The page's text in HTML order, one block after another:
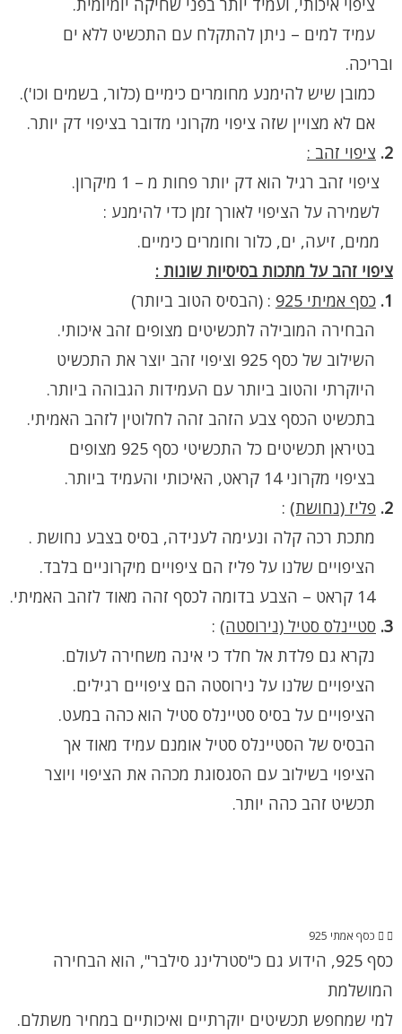
ציפוי איכותי, ועמיד יותר בפני שחיקה יומיומית.
עמיד למים – ניתן להתקלח עם התכשיט ללא ים
ובריכה.
כמובן שיש להימנע מחומרים כימיים (כלור, בשמים וכו').
אם לא מצויין שזה ציפוי מקרוני מדובר בציפוי דק יותר.
2. ציפוי זהב :
ציפוי זהב רגיל הוא דק יותר פחות מ – 1 מיקרון.
לשמירה על הציפוי לאורך זמן כדי להימנע :
ממים, זיעה, ים, כלור וחומרים כימיים.
ציפוי זהב על מתכות בסיסיות שונות :
1. כסף אמיתי 925 : (הבסיס הטוב ביותר)
הבחירה המובילה לתכשיטים מצופים זהב איכותי.
השילוב של כסף 925 וציפוי זהב יוצר את התכשיט
היוקרתי והטוב ביותר עם העמידות הגבוהה ביותר.
בתכשיט הכסף צבע הזהב זהה לחלוטין לזהב האמיתי.
בטיראן תכשיטים כל התכשיטי כסף 925 מצופים
בציפוי מקרוני 14 קראט, האיכותי והעמיד ביותר.
2. פליז (נחושת) :
מתכת רכה קלה ונעימה לענידה, בסיס בצבע נחושת .
הציפויים שלנו על פליז הם ציפויים מיקרוניים בלבד.
14 קראט – הצבע בדומה לכסף זהה מאוד לזהב האמיתי.
3. סטיינלס סטיל (נירוסטה) :
נקרא גם פלדת אל חלד כי אינה משחירה לעולם.
הציפויים שלנו על נירוסטה הם ציפויים רגילים.
הציפויים על בסיס סטיינלס סטיל הוא כהה במעט.
הבסיס של הסטיינלס סטיל אומנם עמיד מאוד אך
הציפוי בשילוב עם הסגסוגת מכהה את הציפוי ויוצר
תכשיט זהב כהה יותר.
כסף אמתי 925
כסף 925, הידוע גם כ"סטרלינג סילבר", הוא הבחירה
המושלמת
למי שמחפש תכשיטים יוקרתיים ואיכותיים במחיר משתלם.